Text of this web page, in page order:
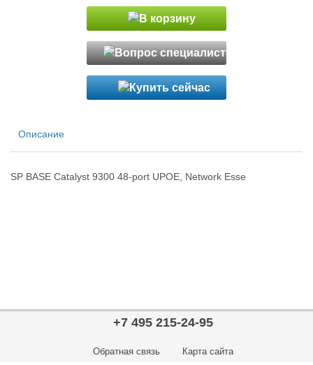
Описание
SP BASE Catalyst 9300 48-port UPOE, Network Esse
+7 495 215-24-95
Обратная связь Карта сайта